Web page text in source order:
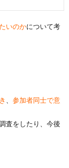
いのかについて考
参加者同士で意
査をしたり、今後